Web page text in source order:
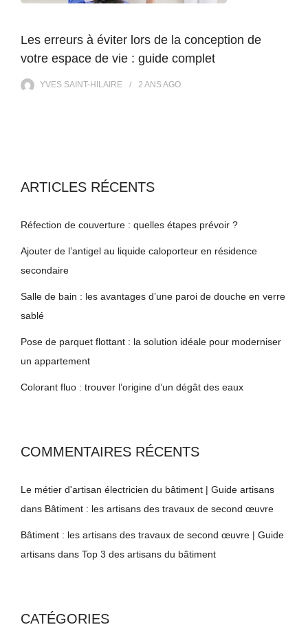
Les erreurs à éviter lors de la conception de
votre espace de vie : guide complet
YVES SAINT-HILAIRE 2 ANSAGO
ARTICLES RÉCENTS
Réfection de couverture : quelles étapes prévoir ?
Ajouter de l’antigel au liquide caloporteur en résidence
secondaire
Salle de bain : les avantages d’une paroi de douche en verre
sablé
Pose de parquet flottant : la solution idéale pour moderniser
un appartement
Colorant fluo : trouver l’origine d’un dégât des eaux
COMMENTAIRES RÉCENTS
Le métier d'artisan électricien du bâtiment | Guide artisans
dans Bâtiment : les artisans des travaux de second œuvre
Bâtiment : les artisans des travaux de second œuvre | Guide
artisans dans Top 3 des artisans du bâtiment
CATÉGORIES